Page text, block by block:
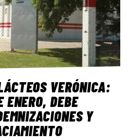
VERÓNICA:
ENERO, DEBE
Y